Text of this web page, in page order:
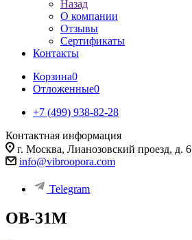
Назад
О компании
Отзывы
Сертификаты
Контакты
Корзина0
Отложенные0
+7 (499) 938-82-28
Контактная информация
г. Москва, Лианозовский проезд, д. 6
info@vibroopora.com
Telegram
ОВ-31М